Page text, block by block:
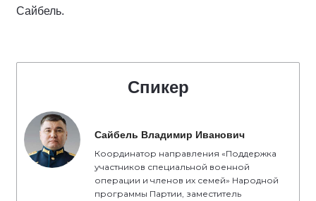
Сайбель.
Спикер
Сайбель Владимир Иванович
Координатор направления «Поддержка
участников специальной военной
операции и членов их семей» Народной
программы Партии, заместитель